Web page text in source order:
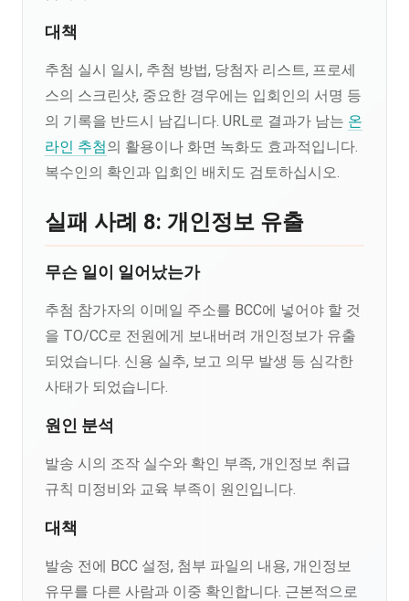
대책
추첨 실시 일시, 추첨 방법, 당첨자 리스트, 프로세
스의 스크린샷, 중요한 경우에는 입회인의 서명 등
의 기록을 반드시 남깁니다. URL로 결과가 남는 온
라인 추첨의 활용이나 화면 녹화도 효과적입니다.
복수인의 확인과 입회인 배치도 검토하십시오.
실패 사례 8: 개인정보 유출
무슨 일이 일어났는가
추첨 참가자의 이메일 주소를 BCC에 넣어야 할 것
을 TO/CC로 전원에게 보내버려 개인정보가 유출
되었습니다. 신용 실추, 보고 의무 발생 등 심각한
사태가 되었습니다.
원인 분석
발송 시의 조작 실수와 확인 부족, 개인정보 취급
규칙 미정비와 교육 부족이 원인입니다.
대책
발송 전에 BCC 설정, 첨부 파일의 내용, 개인정보
유무를 다른 사람과 이중 확인합니다. 근본적으로